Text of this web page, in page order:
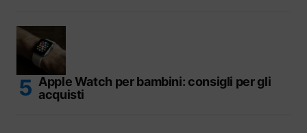
Apple Watch per bambini: consigli per gli
acquisti